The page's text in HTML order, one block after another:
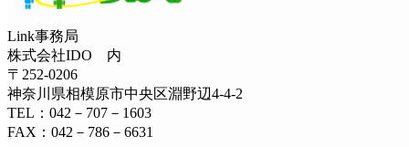
Link事務局
株式会社IDO 内
〒252-0206
神奈川県相模原市中央区淵野辺4-4-2
TEL：042－707－1603
FAX：042－786－6631